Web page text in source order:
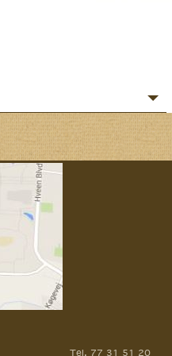
Tel. 77 31 51 20